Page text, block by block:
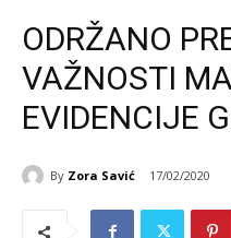
ODRŽANO
VAŽNOSTI
EVIDENCIJE
By Zora Savić 17/02/2020